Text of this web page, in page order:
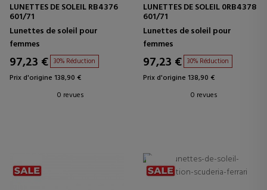
LUNETTES DE SOLEIL RB4376
601/71
Lunettes de soleil pour
femmes
97,23 € 30% Réduction
Prix d'origine 138,90 €
0 revues
LUNETTES DE SOLEIL 0RB4378
601/71
Lunettes de soleil pour
femmes
97,23 € 30% Réduction
Prix d'origine 138,90 €
0 revues